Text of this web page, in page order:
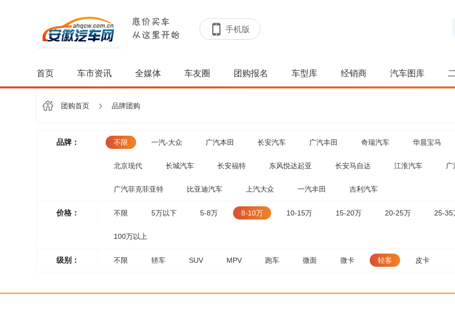
手机版
首页 车市资讯 全媒体 车友圈 团购报名 车型库 经销商 汽车图库
团购首页 品牌团购
品牌： 不限 一汽-大众 广汽本田 长安汽车 广汽丰田 奇瑞汽车 华晨宝马
北京现代 长城汽车 长安福特 东风悦达起亚 长安马自达 江淮汽车 广
广汽菲克菲亚特 比亚迪汽车 上汽大众 一汽丰田 吉利汽车
价格： 不限 5万以下 5-8万 8-10万 10-15万 15-20万 20-25万 25-35
100万以上
级别： 不限 轿车 SUV MPV 跑车 微面 微卡 轻客 皮卡